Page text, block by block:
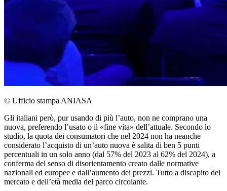
© Ufficio stampa ANIASA
Gli italiani però, pur usando di più l’auto, non ne comprano una
nuova, preferendo l’usato o il «fine vita» dell’attuale. Secondo lo
studio, la quota dei consumatori che nel 2024 non ha neanche
considerato l’acquisto di un’auto nuova è salita di ben 5 punti
percentuali in un solo anno (dal 57% del 2023 al 62% del 2024), a
conferma del senso di disorientamento creato dalle normative
nazionali ed europee e dall’aumento dei prezzi. Tutto a discapito del
mercato e dell’età media del parco circolante.